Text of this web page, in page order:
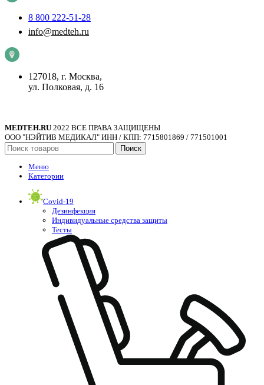
8 800 222-51-28
info@medteh.ru
127018, г. Москва,
ул. Полковая, д. 16
MEDTEH.RU 2022 ВСЕ ПРАВА ЗАЩИЩЕНЫ
ООО "НЭЙТИВ МЕДИКАЛ" ИНН / КПП: 7715801869 / 771501001
Поиск
Меню
Категории
Covid-19
Дезинфекция
Индивидуальные средства защиты
Тесты